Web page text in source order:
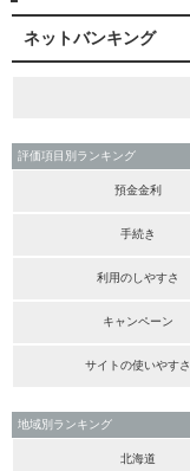
ネットバンキング
評価項目別ランキング
預金金利
手続き
利用のしやすさ
キャンペーン
サイトの使いやすさ
地域別ランキング
北海道